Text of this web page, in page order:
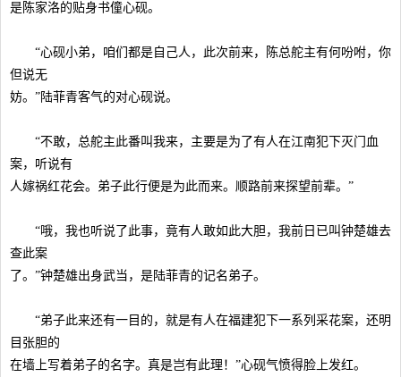
是陈家洛的贴身书僮心砚。
“心砚小弟，咱们都是自己人，此次前来，陈总舵主有何吩咐，你
但说无
妨。”陆菲青客气的对心砚说。
“不敢，总舵主此番叫我来，主要是为了有人在江南犯下灭门血
案，听说有
人嫁祸红花会。弟子此行便是为此而来。顺路前来探望前辈。”
“哦，我也听说了此事，竟有人敢如此大胆，我前日已叫钟楚雄去
查此案
了。”钟楚雄出身武当，是陆菲青的记名弟子。
“弟子此来还有一目的，就是有人在福建犯下一系列采花案，还明
目张胆的
在墙上写着弟子的名字。真是岂有此理！”心砚气愤得脸上发红。